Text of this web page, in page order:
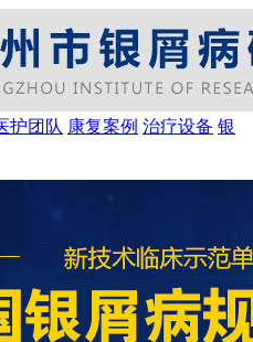
护团队 康复案例 治疗设备 银